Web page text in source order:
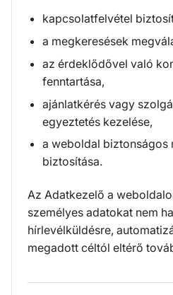
kapcsolatfelvétel
a megkeresések
az érdeklődővel való
fenntartása,
ajánlatkérés vagy
egyeztetés kezelése,
a weboldal biztonságos
biztosítása.
Az Adatkezelő a
személyes adatokat nem
hírlevélküldésre,
megadott céltól eltérő